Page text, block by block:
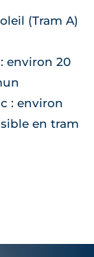
(Tram A)
environ 20
: environ
en tram